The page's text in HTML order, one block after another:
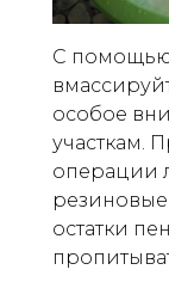
С помощью
особое
участкам.
операции
резиновые
остатки